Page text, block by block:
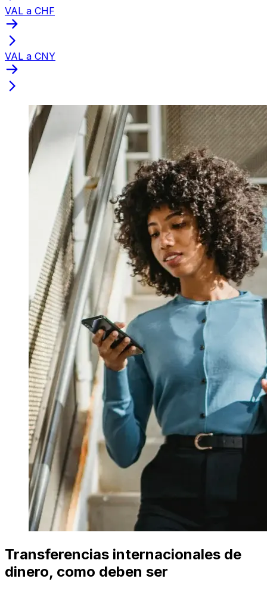
VAL a CHF
VAL a CNY
Transferencias internacionales de
dinero, como deben ser